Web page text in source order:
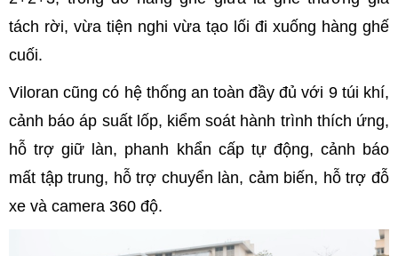
tách rời, vừa tiện nghi vừa tạo lối đi xuống hàng ghế
cuối.
Viloran cũng có hệ thống an toàn đầy đủ với 9 túi khí,
cảnh báo áp suất lốp, kiểm soát hành trình thích ứng,
hỗ trợ giữ làn, phanh khẩn cấp tự động, cảnh báo
mất tập trung, hỗ trợ chuyển làn, cảm biến, hỗ trợ đỗ
xe và camera 360 độ.